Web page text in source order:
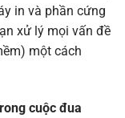
in và phần cứng
xử lý mọi vấn đề
một cách
cuộc đua